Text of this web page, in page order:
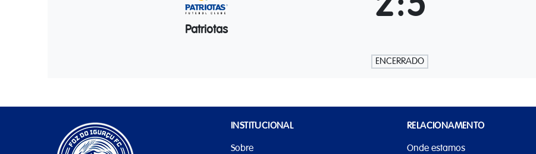
Patriotas
ENCERRADO
INSTITUCIONAL
Sobre
RELACIONAMENTO
Onde estamos